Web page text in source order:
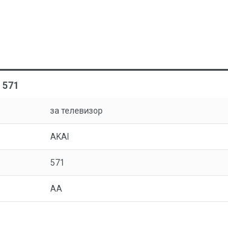
за телевизор
AKAI
571
AA